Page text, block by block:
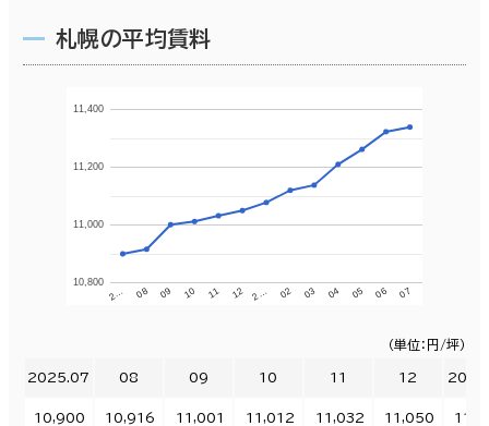
札幌の平均賃料
2… 08 09 10 11 12 2… 02 03 04 05 06 07
10,800
11,000
11,200
11,400
（単位：円/坪）
2025.07 08 09 10 11 12
10,900 10,916 11,001 11,012 11,032 11,050